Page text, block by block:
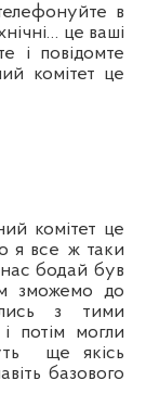
в
це ваші
і повідомте
комітет це
комітет це
я все ж таки
бодай був
зможемо до
з тими
потім могли
ще якісь
базового